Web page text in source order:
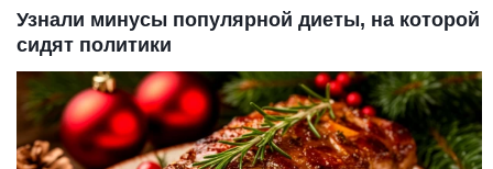
Узнали минусы популярной диеты, на которой
сидят политики